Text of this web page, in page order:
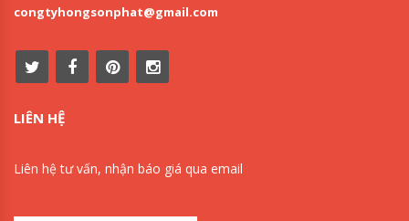
congtyhongsonphat@gmail.com
LIÊN HỆ
Liên hệ tư vấn, nhận báo giá qua email